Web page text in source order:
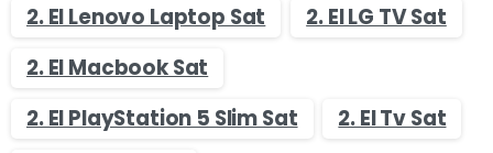
2. El Lenovo Laptop Sat
2. El LG TV Sat
2. El Macbook Sat
2. El PlayStation 5 Slim Sat
2. El Tv Sat